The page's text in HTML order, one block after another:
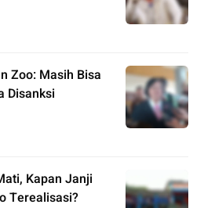
Zoo: Masih Bisa
Disanksi
Kapan Janji
Terealisasi?